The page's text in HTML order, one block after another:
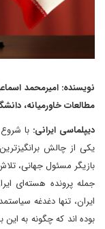
نویسنده: امیرمحمد
مطالعات خاورمیانه،
دیپلماسی ایرانی: با
یکی از چالش
بازیگر مسئول جهانی،
جمله پرونده هسته‌ای
ایران، تنها دغدغه
بوده اند که چگونه به